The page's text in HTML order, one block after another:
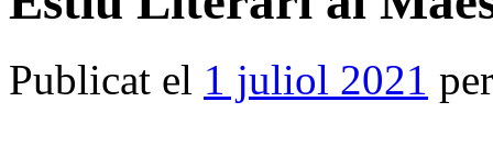
Publicat el 1 juliol 2021 per